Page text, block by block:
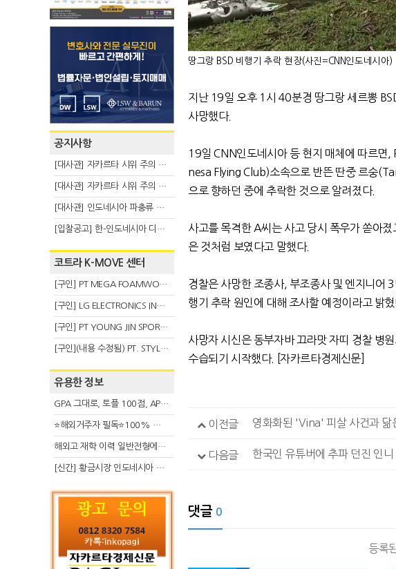
공지사항
[대사관] 자카르타 시위 주의 안내(8.6)
[대사관] 자카르타 시위 주의 안내(8.3)
[대사관] 인도네시아 파충류 불법 반출 주의 (7.29)
[입찰공고] 한-인도네시아 디지털융복합 탈 전시회
코트라 K-MOVE 센터
[구인] PT MEGA FOAMWORKS INDONESIA
[구인] LG ELECTRONICS INDONESIA
[구인] PT YOUNG JIN SPORT INDONESIA
[구인](내용 수정됨) PT. STYLE KOREAN INDONESIA (스타일 코리안 인도네시아)
유용한 정보
GPA 그대로, 토플 100점, AP 막막 — 원인은 하나입니다
⭐해외거주자 필독⭐100% 온라인 마지막 한국어교원 2급 추가모집 (~8/2)
해외고 재학 이력 일반전형에서 분명한 입시 강점 살리는 전략
[신간] 황금시장 인도네시아 슈퍼리치의 성공 수업
땅그랑 BSD 비행기 추락 현장(사진=CNN인도네시아)
지난19일 오후 1 시 40분경 땅그랑 세르뽕
사망했다.
19일CNN인도네시아 등 현지 매체에 따르면
nesa Flying Club)소속으로 반뜬 딴중 르숭
으로 향하던 중에 추락한 것으로 알려졌다.
사고를 목격한A씨는 사고 당시 폭우가 쏟아
은 것처럼 보였다고 말했다.
경찰은 사망한조종사, 부조종사 및 엔지니어 3
행기 추락 원인에 대해 조사할 예정이라고 밝
사망자 시신은 동부자바 끄라맛 자띠 경찰 병
수습되기 시작했다. [자카르타경제신문]
이전글 영화화된 'Vina' 피살 사건과 닮
다음글
댓글 0
등록